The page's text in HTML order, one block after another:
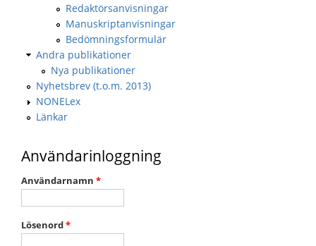
Redaktörsanvisningar
Manuskriptanvisningar
Bedömningsformulär
Andra publikationer
Nya publikationer
Nyhetsbrev (t.o.m. 2013)
NONELex
Länkar
Användarinloggning
Användarnamn *
Lösenord*